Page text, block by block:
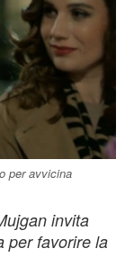
per avvicina
invita
per favorire la